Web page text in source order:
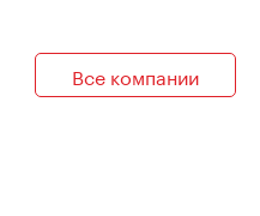
Все компании